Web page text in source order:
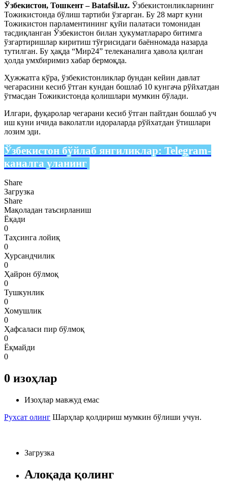
Ўзбекистон, Тошкент – Batafsil.uz. Ўзбекистонликларнинг
Тожикистонда бўлиш тартиби ўзгарган. Бу 28 март куни
Тожикистон парламентининг қуйи палатаси томонидан
тасдиқланган Ўзбекистон билан ҳукуматлараро битимга
ўзгартиришлар киритиш тўғрисидаги баённомада назарда
тутилган. Бу ҳақда “Мир24” телеканалига ҳавола қилган
ҳолда умхбиримиз хабар бермоқда.
Ҳужжатга кўра, ўзбекистонликлар бундан кейин давлат
чегарасини кесиб ўтган кундан бошлаб 10 кунгача рўйхатдан
ўтмасдан Тожикистонда қолишлари мумкин бўлади.
Илгари, фуқаролар чегарани кесиб ўтган пайтдан бошлаб уч
иш куни ичида ваколатли идораларда рўйхатдан ўтишлари
лозим эди.
Ўзбекистон бўйлаб янгиликлар: Telegram-
каналга уланинг
Share
Загрузка
Share
Мақоладан таъсирланиш
Ёқади
0
Таҳсинга лойиқ
0
Хурсандчилик
0
Ҳайрон бўлмоқ
0
Тушкунлик
0
Хомушлик
0
Ҳафсаласи пир бўлмоқ
0
Ёқмайди
0
0 изоҳлар
Изоҳлар мавжуд емас
Рухсат олинг Шарҳлар қолдириш мумкин бўлиши учун.
Загрузка
Алоқада қолинг